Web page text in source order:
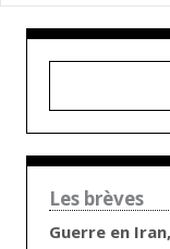
Les brèves
Guerre en